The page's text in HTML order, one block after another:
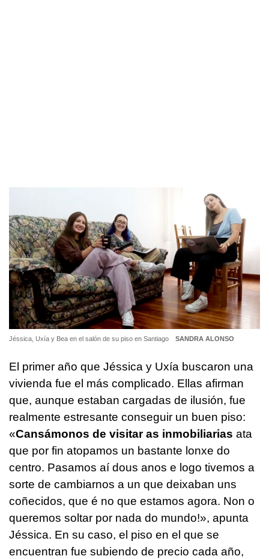
Jéssica, Uxía y Bea en el salón de su piso en Santiago SANDRA ALONSO
El primer año que Jéssica y Uxía buscaron una
vivienda fue el más complicado. Ellas afirman
que, aunque estaban cargadas de ilusión, fue
realmente estresante conseguir un buen piso:
«Cansámonos de visitar as inmobiliarias ata
que por fin atopamos un bastante lonxe do
centro. Pasamos aí dous anos e logo tivemos a
sorte de cambiarnos a un que deixaban uns
coñecidos, que é no que estamos agora. Non o
queremos soltar por nada do mundo!», apunta
Jéssica. En su caso, el piso en el que se
encuentran fue subiendo de precio cada año,